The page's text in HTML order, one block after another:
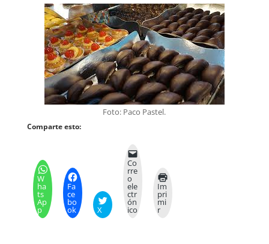
Foto: Paco Pastel.
Comparte esto:
W
ha
ts
Ap
p
Fa
ce
bo
ok X
Co
rre
o
ele
ctr
ón
ico
Im
pri
mi
r